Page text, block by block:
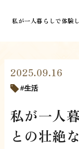
私が一人暮らしで体験
2025.09.16
生活
私が一人
との壮絶